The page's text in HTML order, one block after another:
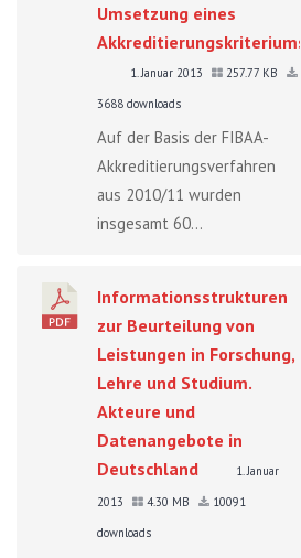
Umsetzung eines
Akkreditierungskriteriums
1. Januar 2013
257.77 KB
3688 downloads
Auf der Basis der FIBAA-
Akkreditierungsverfahren
aus 2010/11 wurden
insgesamt 60...
Informationsstrukturen
zur Beurteilung von
Leistungen in Forschung,
Lehre und Studium.
Akteure und
Datenangebote in
Deutschland
1. Januar
2013
4.30 MB
10091
downloads